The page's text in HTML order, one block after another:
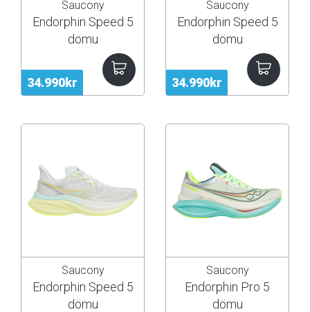
34.990kr
Saucony
Endorphin Speed 5
dömu
34.990kr
Saucony
Endorphin Speed 5
dömu
Saucony
Endorphin Speed 5
dömu
Saucony
Endorphin Pro 5
dömu